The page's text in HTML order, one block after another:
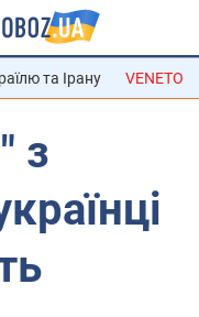
та Ірану VENETO
з